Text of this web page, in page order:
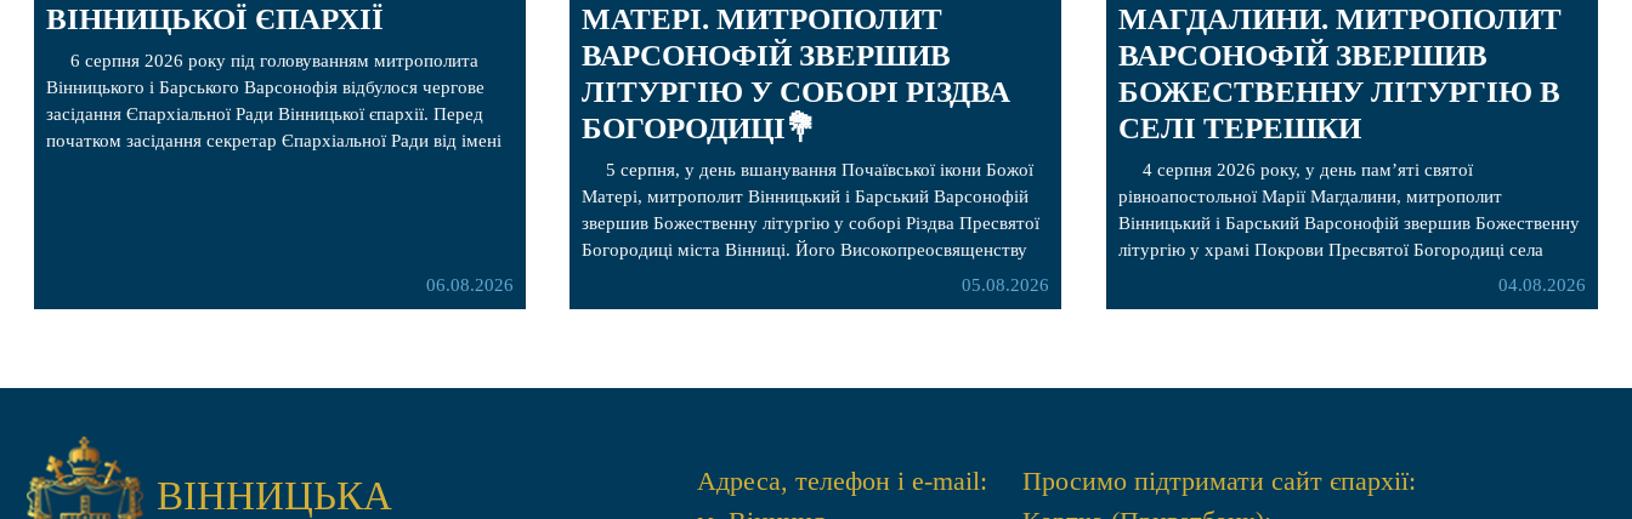
ВІННИЦЬКОЇ ЄПАРХІЇ
6 серпня 2026 року під головуванням митрополита
Вінницького і Барського Варсонофія відбулося чергове
засідання Єпархіальної Ради Вінницької єпархії. Перед
початком засідання секретар Єпархіальної Ради від імені
06.08.2026
МАТЕРІ. МИТРОПОЛИТ
ВАРСОНОФІЙ ЗВЕРШИВ
ЛІТУРГІЮ У СОБОРІ РІЗДВА
БОГОРОДИЦІ💐
5 серпня, у день вшанування Почаївської ікони Божої
Матері, митрополит Вінницький і Барський Варсонофій
звершив Божественну літургію у соборі Різдва Пресвятої
Богородиці міста Вінниці. Його Високопреосвященству
співслужили секретар, духівник, благочинні, духовенство
05.08.2026
МАГДАЛИНИ. МИТРОПОЛИТ
ВАРСОНОФІЙ ЗВЕРШИВ
БОЖЕСТВЕННУ ЛІТУРГІЮ В
СЕЛІ ТЕРЕШКИ
4 серпня 2026 року, у день пам’яті святої
рівноапостольної Марії Магдалини, митрополит
Вінницький і Барський Варсонофій звершив Божественну
літургію у храмі Покрови Пресвятої Богородиці села
Терешки Барського благочиння. Перед початком04.08.2026
ВІННИЦЬКА
Адреса, телефон і e-mail:
Просимо підтримати сайт єпархії: